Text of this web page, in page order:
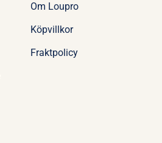
Om Loupro
Köpvillkor
Fraktpolicy